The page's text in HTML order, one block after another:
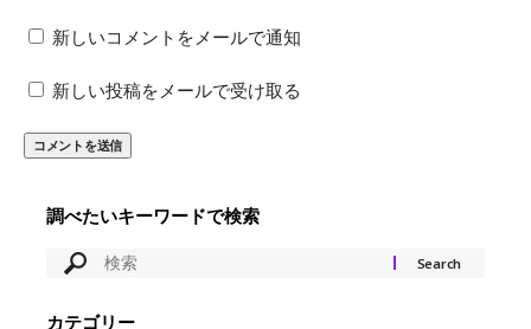
新しいコメントをメールで通知
新しい投稿をメールで受け取る
調べたいキーワードで検索
カテゴリー